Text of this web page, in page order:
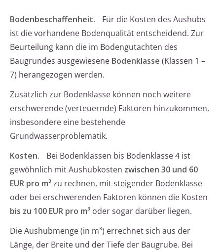
Bodenbeschaffenheit.
Für die Kosten des Aushubs
ist die vorhandene Bodenqualität entscheidend. Zur
Beurteilung kann die im Bodengutachten des
Baugrundes ausgewiesene Bodenklasse (Klassen 1 –
7) herangezogen werden.
Zusätzlich zur Bodenklasse können noch weitere
erschwerende (verteuernde) Faktoren hinzukommen,
insbesondere eine bestehende
Grundwasserproblematik.
Kosten.
Bei Bodenklassen bis Bodenklasse 4 ist
gewöhnlich mit Aushubkosten zwischen 30 und 60
EUR pro m³ zu rechnen, mit steigender Bodenklasse
oder bei erschwerenden Faktoren können die Kosten
bis zu 100 EUR pro m³ oder sogar darüber liegen.
Die Aushubmenge (in m³) errechnet sich aus der
Länge, der Breite und der Tiefe der Baugrube. Bei